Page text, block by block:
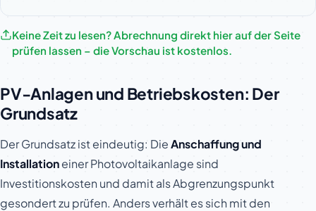
Keine Zeit zu lesen? Abrechnung direkt hier auf der Seite
prüfen lassen – die Vorschau ist kostenlos.
PV-Anlagen und Betriebskosten: Der
Grundsatz
Der Grundsatz ist eindeutig: DieAnschaffung und
Installationeiner Photovoltaikanlage sind
Investitionskosten und damit als Abgrenzungspunkt
gesondert zu prüfen. Anders verhält es sich mit den